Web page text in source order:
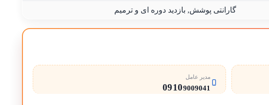
گارانتی پوشش, بازدید دوره ای و ترمیم
مدیر عامل
09109009041